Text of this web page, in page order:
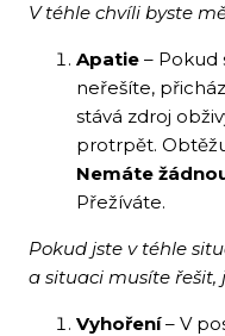
V téhle chvíli byste
Apatie – Pokud
neřešíte,
stává zdroj
protrpět.
Nemáte
Přežíváte.
Pokud jste v téhle
a situaci musíte řešit,
Vyhoření– V